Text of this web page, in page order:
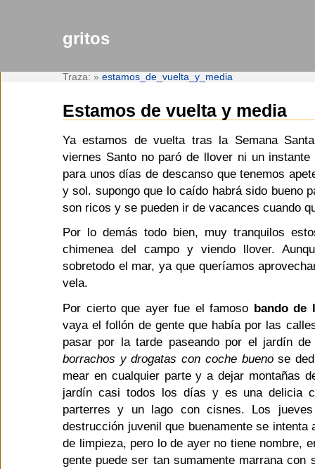
gritos
Traza: » estamos_de_vuelta_y_media
Estamos de vuelta y media
Ya estamos de vuelta tras la Semana
viernes Santo no paró de llover ni un
para unos días de descanso que tenemos
y sol. supongo que lo caído habrá sido bueno
son ricos y se pueden ir de vacances cuando
Por lo demás todo bien, muy tranquilos
chimenea del campo y viendo llover.
sobretodo el mar, ya que queríamos
vela.
Por cierto que ayer fue el famoso bando de
vaya el follón de gente que había por las
pasar por la tarde paseando por el jardín
borrachos y drogatas con coche buenose
mear en cualquier parte y a dejar montañas
jardín casi todos los días y es una delicia
parterres y un lago con cisnes. Los
destrucción juvenil que buenamente se
de limpieza, pero lo de ayer no tiene nombre,
gente puede ser tan sumamente marrana